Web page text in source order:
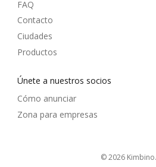
FAQ
Contacto
Ciudades
Productos
Únete a nuestros socios
Cómo anunciar
Zona para empresas
© 2026